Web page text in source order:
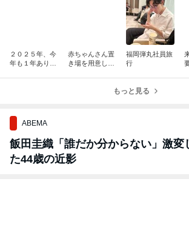
２０２５年、今
年も１年ありが
赤ちゃんさん置
き場を用意しま
福岡弾丸社員旅
行
もっと見る
ABEMA
飯田圭織「誰だか分からない」激変
た44歳の近影